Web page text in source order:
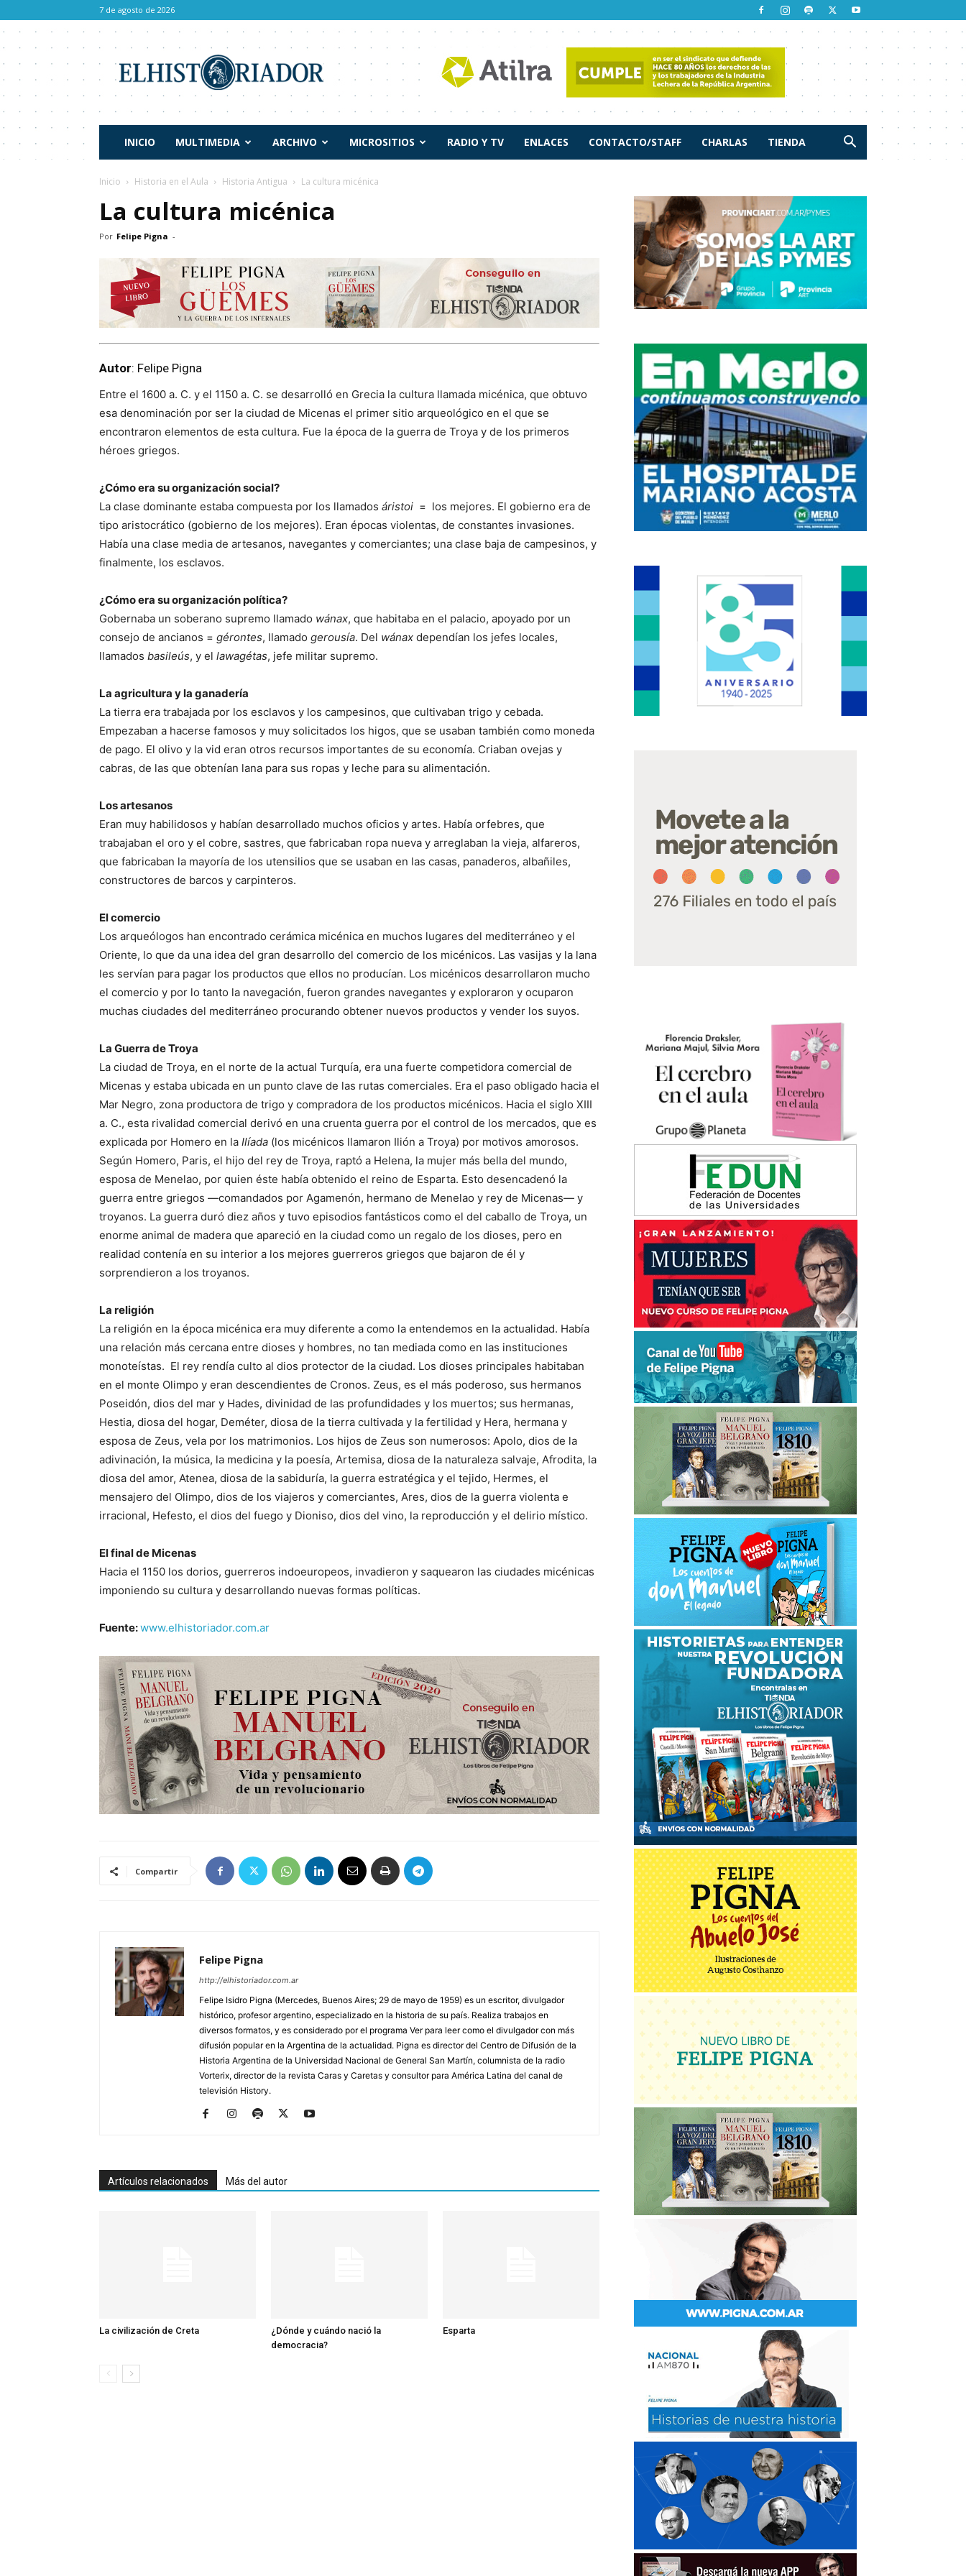
7 de agosto de 2026
Historiador
INICIO MULTIMEDIA ARCHIVO MICROSITIOS RADIO Y TV ENLACES CONTACTO/STAFF CHARLAS TIENDA
Inicio Historia en el Aula Historia Antigua La cultura micénica
La cultura micénica
Por Felipe Pigna -
Autor: Felipe Pigna
Entre el 1600 a. C. y el 1150 a. C. se desarrolló en Grecia la cultura llamada micénica, que obtuvo
esa denominación por ser la ciudad de Micenas el primer sitio arqueológico en el que se
encontraron elementos de esta cultura. Fue la época de la guerra de Troya y de los primeros
héroes griegos.
¿Cómo era su organización social?
La clase dominante estaba compuesta por los llamados áristoi = los mejores. El gobierno era de
tipo aristocrático (gobierno de los mejores). Eran épocas violentas, de constantes invasiones.
Había una clase media de artesanos, navegantes y comerciantes; una clase baja de campesinos, y
finalmente, los esclavos.
¿Cómo era su organización política?
Gobernaba un soberano supremo llamado wánax, que habitaba en el palacio, apoyado por un
consejo de ancianos = gérontes, llamado gerousía. Del wánax dependían los jefes locales,
llamados basileús, y el lawagétas, jefe militar supremo.
La agricultura y la ganadería
La tierra era trabajada por los esclavos y los campesinos, que cultivaban trigo y cebada.
Empezaban a hacerse famosos y muy solicitados los higos, que se usaban también como moneda
de pago. El olivo y la vid eran otros recursos importantes de su economía. Criaban ovejas y
cabras, de las que obtenían lana para sus ropas y leche para su alimentación.
Los artesanos
Eran muy habilidosos y habían desarrollado muchos oficios y artes. Había orfebres, que
trabajaban el oro y el cobre, sastres, que fabricaban ropa nueva y arreglaban la vieja, alfareros,
que fabricaban la mayoría de los utensilios que se usaban en las casas, panaderos, albañiles,
constructores de barcos y carpinteros.
El comercio
Los arqueólogos han encontrado cerámica micénica en muchos lugares del mediterráneo y el
Oriente, lo que da una idea del gran desarrollo del comercio de los micénicos. Las vasijas y la lana
les servían para pagar los productos que ellos no producían. Los micénicos desarrollaron mucho
el comercio y por lo tanto la navegación, fueron grandes navegantes y exploraron y ocuparon
muchas ciudades del mediterráneo procurando obtener nuevos productos y vender los suyos.
La Guerra de Troya
La ciudad de Troya, en el norte de la actual Turquía, era una fuerte competidora comercial de
Micenas y estaba ubicada en un punto clave de las rutas comerciales. Era el paso obligado hacia el
Mar Negro, zona productora de trigo y compradora de los productos micénicos. Hacia el siglo XIII
a. C., esta rivalidad comercial derivó en una cruenta guerra por el control de los mercados, que es
explicada por Homero en la Ilíada (los micénicos llamaron Ilión a Troya) por motivos amorosos.
Según Homero, Paris, el hijo del rey de Troya, raptó a Helena, la mujer más bella del mundo,
esposa de Menelao, por quien éste había obtenido el reino de Esparta. Esto desencadenó la
guerra entre griegos —comandados por Agamenón, hermano de Menelao y rey de Micenas— y
troyanos. La guerra duró diez años y tuvo episodios fantásticos como el del caballo de Troya, un
enorme animal de madera que apareció en la ciudad como un regalo de los dioses, pero en
realidad contenía en su interior a los mejores guerreros griegos que bajaron de él y
sorprendieron a los troyanos.
La religión
La religión en la época micénica era muy diferente a como la entendemos en la actualidad. Había
una relación más cercana entre dioses y hombres, no tan mediada como en las instituciones
monoteístas. El rey rendía culto al dios protector de la ciudad. Los dioses principales habitaban
en el monte Olimpo y eran descendientes de Cronos. Zeus, es el más poderoso, sus hermanos
Poseidón, dios del mar y Hades, divinidad de las profundidades y los muertos; sus hermanas,
Hestia, diosa del hogar, Deméter, diosa de la tierra cultivada y la fertilidad y Hera, hermana y
esposa de Zeus, vela por los matrimonios. Los hijos de Zeus son numerosos: Apolo, dios de la
adivinación, la música, la medicina y la poesía, Artemisa, diosa de la naturaleza salvaje, Afrodita, la
diosa del amor, Atenea, diosa de la sabiduría, la guerra estratégica y el tejido, Hermes, el
mensajero del Olimpo, dios de los viajeros y comerciantes, Ares, dios de la guerra violenta e
irracional, Hefesto, el dios del fuego y Dioniso, dios del vino, la reproducción y el delirio místico.
El final de Micenas
Hacia el 1150 los dorios, guerreros indoeuropeos, invadieron y saquearon las ciudades micénicas
imponiendo su cultura y desarrollando nuevas formas políticas.
Fuente:www.elhistoriador.com.ar
Compartir
Felipe Pigna
http://elhistoriador.com.ar
Felipe Isidro Pigna (Mercedes, Buenos Aires; 29 de mayo de 1959) es un escritor, divulgador
histórico, profesor argentino, especializado en la historia de su país. Realiza trabajos en
diversos formatos, y es considerado por el programa Ver para leer como el divulgador con más
difusión popular en la Argentina de la actualidad. Pigna es director del Centro de Difusión de la
Historia Argentina de la Universidad Nacional de General San Martín, columnista de la radio
Vorterix, director de la revista Caras y Caretas y consultor para América Latina del canal de
televisión History.
Artículos relacionados Más del autor
La civilización de Creta
¿Dónde y cuándo nació la
democracia?
Esparta